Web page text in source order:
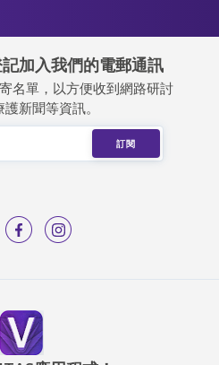
加入我們的電郵通訊
名單，以方便收到網路研討
新聞等資訊。